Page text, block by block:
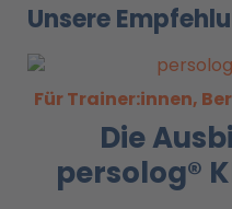
Unsere
Für Trainer:innen,
Die
persolog®